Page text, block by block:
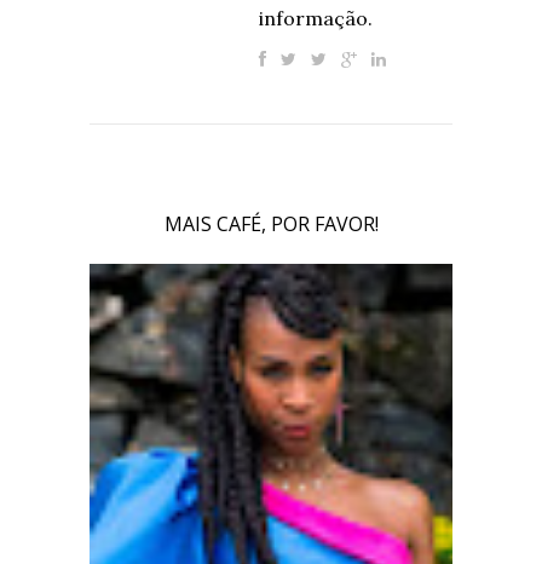
informação.
MAIS CAFÉ, POR FAVOR!